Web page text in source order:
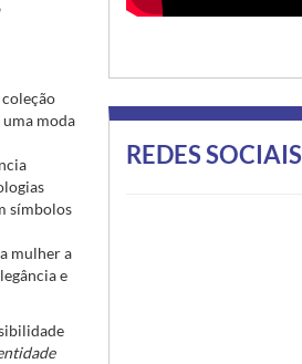
moda
símbolos
mulher a
e
REDES SOCIAIS